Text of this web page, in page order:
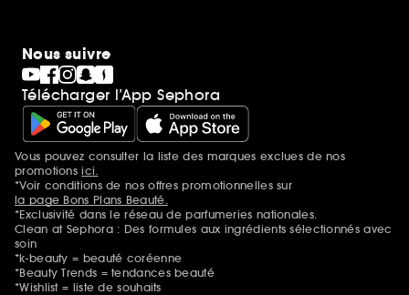
Nous suivre
Télécharger l’App Sephora
Mentions additionnelles
Vous pouvez consulter la liste des marques exclues de nos
promotionsici.
*Voir conditions de nos offres promotionnelles sur
la page Bons Plans Beauté.
*Exclusivité dans le réseau de parfumeries nationales.
Clean at Sephora : Des formules aux ingrédients sélectionnés avec
soin
*k-beauty = beauté coréenne
*Beauty Trends = tendances beauté
*Wishlist = liste de souhaits